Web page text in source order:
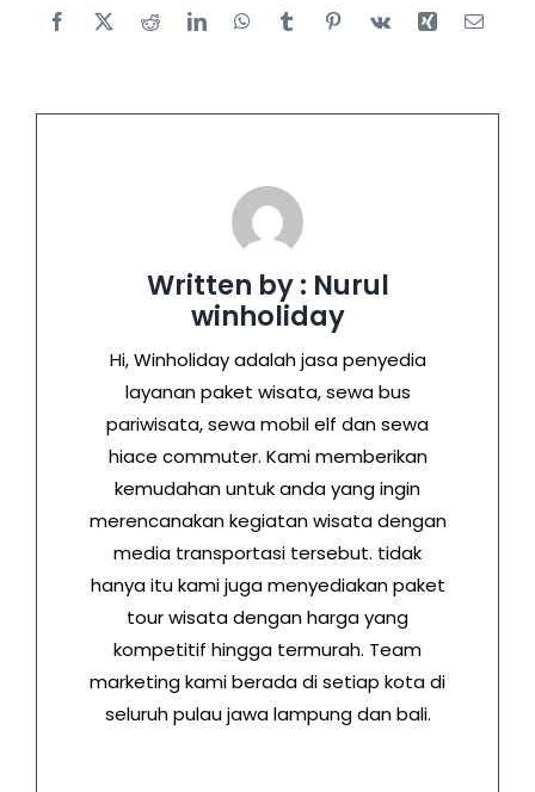
Written by : Nurul
winholiday
Hi, Winholiday adalah jasa penyedia
layanan paket wisata, sewa bus
pariwisata, sewa mobil elf dan sewa
hiace commuter. Kami memberikan
kemudahan untuk anda yang ingin
merencanakan kegiatan wisata dengan
media transportasi tersebut. tidak
hanya itu kami juga menyediakan paket
tour wisata dengan harga yang
kompetitif hingga termurah. Team
marketing kami berada di setiap kota di
seluruh pulau jawa lampung dan bali.